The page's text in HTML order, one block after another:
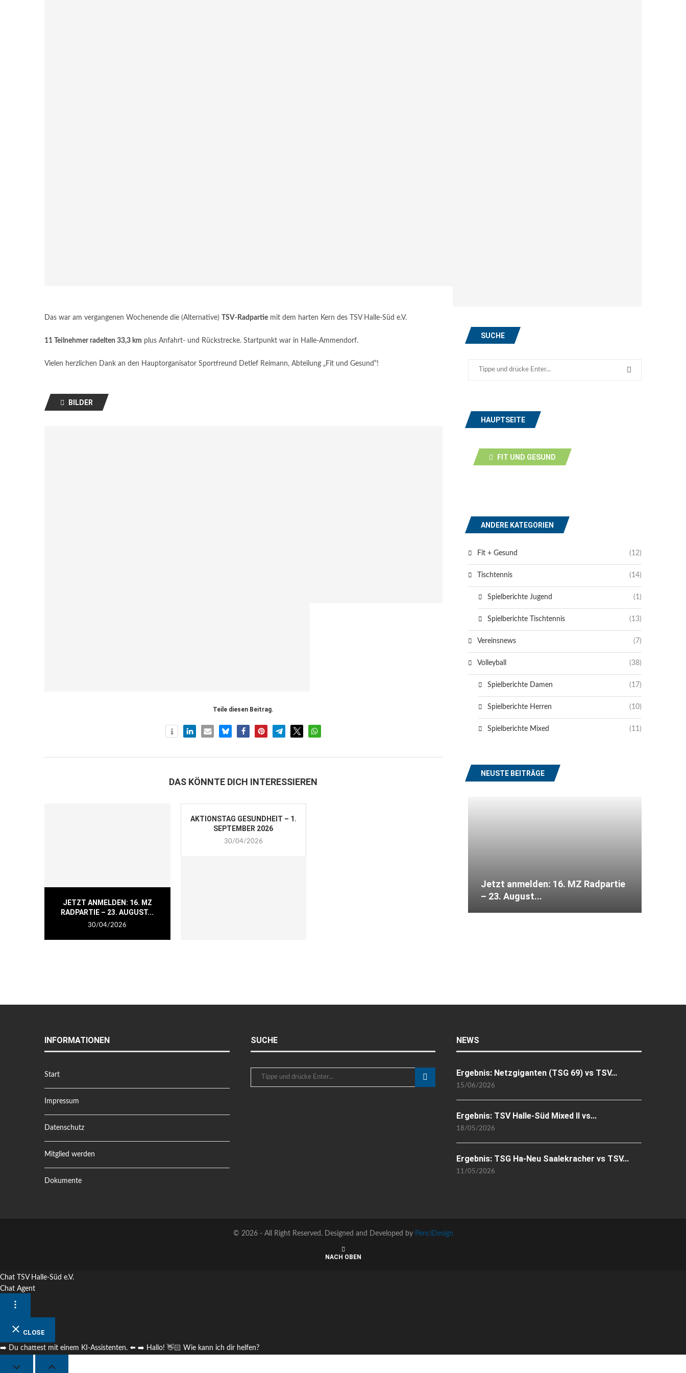
Das war am vergangenen Wochenende die (Alternative) TSV-Radpartie mit dem harten Kern des TSV Halle-Süd e.V.
11 Teilnehmer radelten 33,3 km plus Anfahrt- und Rückstrecke. Startpunkt war in Halle-Ammendorf.
Vielen herzlichen Dank an den Hauptorganisator Sportfreund Detlef Reimann, Abteilung „Fit und Gesund“!
BILDER
Teile diesen Beitrag.
DAS KÖNNTE DICH INTERESSIEREN
JETZT ANMELDEN: 16. MZ
RADPARTIE – 23. AUGUST...
30/04/2026
AKTIONSTAG GESUNDHEIT – 1.
SEPTEMBER 2026
30/04/2026
SUCHE
HAUPTSEITE
FIT UND GESUND
ANDERE KATEGORIEN
Fit + Gesund (12)
Tischtennis (14)
Spielberichte Jugend (1)
Spielberichte Tischtennis (13)
Vereinsnews (7)
Volleyball (38)
Spielberichte Damen (17)
Spielberichte Herren (10)
Spielberichte Mixed (11)
NEUSTE BEITRÄGE
Jetzt anmelden: 16. MZ Radpartie
– 23. August...
INFORMATIONEN
Start
Impressum
Datenschutz
Mitglied werden
Dokumente
SUCHE NEWS
Ergebnis: Netzgiganten (TSG 69) vs TSV...
15/06/2026
Ergebnis: TSV Halle-Süd Mixed II vs...
18/05/2026
Ergebnis: TSG Ha-Neu Saalekracher vs TSV...
11/05/2026
© 2026 - All Right Reserved. Designed and Developed by PenciDesign
NACH OBEN
Chat TSV Halle-Süd e.V.
Chat Agent
CLOSE
➡️ Du chattest mit einem KI-Assistenten. ⬅️ ➡️ Hallo! 👋🏻 Wie kann ich dir helfen?